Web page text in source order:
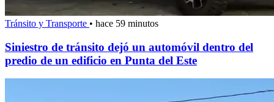
Tránsito y Transporte • hace 59 minutos
Siniestro de tránsito dejó un automóvil dentro del
predio de un edificio en Punta del Este